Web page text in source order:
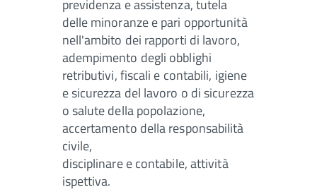
previdenza e assistenza, tutela
delle minoranze e pari opportunità
nell'ambito dei rapporti di lavoro,
adempimento degli obblighi
retributivi, fiscali e contabili, igiene
e sicurezza del lavoro o di sicurezza
o salute della popolazione,
accertamento della responsabilità
civile,
disciplinare e contabile, attività
ispettiva.